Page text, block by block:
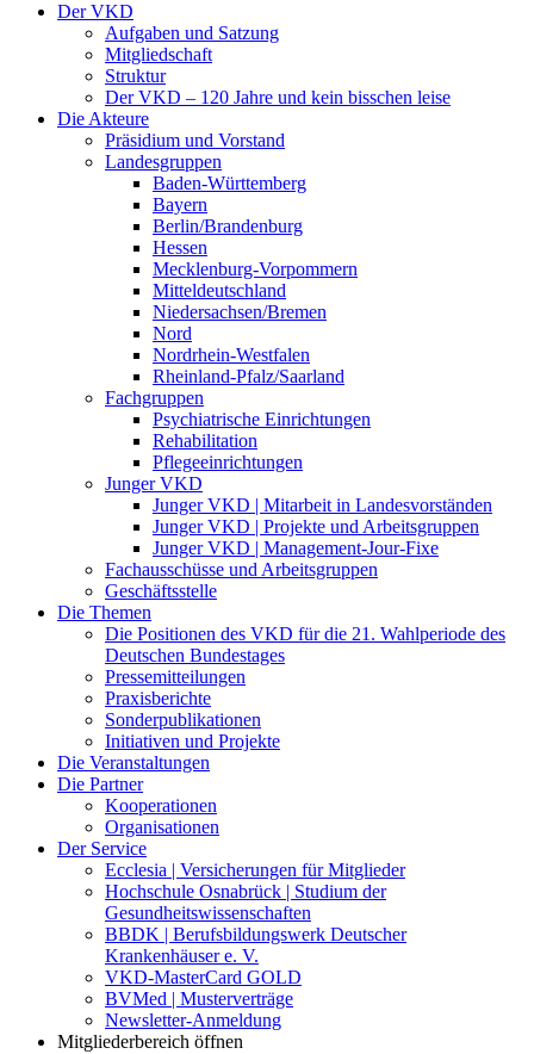
Der VKD
Aufgaben und Satzung
Mitgliedschaft
Struktur
Der VKD – 120 Jahre und kein bisschen leise
Die Akteure
Präsidium und Vorstand
Landesgruppen
Baden-Württemberg
Bayern
Berlin/Brandenburg
Hessen
Mecklenburg-Vorpommern
Mitteldeutschland
Niedersachsen/Bremen
Nord
Nordrhein-Westfalen
Rheinland-Pfalz/Saarland
Fachgruppen
Psychiatrische Einrichtungen
Rehabilitation
Pflegeeinrichtungen
Junger VKD
Junger VKD | Mitarbeit in Landesvorständen
Junger VKD | Projekte und Arbeitsgruppen
Junger VKD | Management-Jour-Fixe
Fachausschüsse und Arbeitsgruppen
Geschäftsstelle
Die Themen
Die Positionen des VKD für die 21. Wahlperiode des
Deutschen Bundestages
Pressemitteilungen
Praxisberichte
Sonderpublikationen
Initiativen und Projekte
Die Veranstaltungen
Die Partner
Kooperationen
Organisationen
Der Service
Ecclesia | Versicherungen für Mitglieder
Hochschule Osnabrück | Studium der
Gesundheitswissenschaften
BBDK | Berufsbildungswerk Deutscher
Krankenhäuser e. V.
VKD-MasterCard GOLD
BVMed | Musterverträge
Newsletter-Anmeldung
Mitgliederbereich öffnen